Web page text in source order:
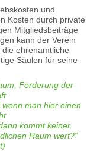
und
Kosten durch private
Mitgliedsbeiträge
kann der Verein
ehrenamtliche
Säulen für seine
Förderung der
man hier einen
kommt keiner.
Raum wert?“